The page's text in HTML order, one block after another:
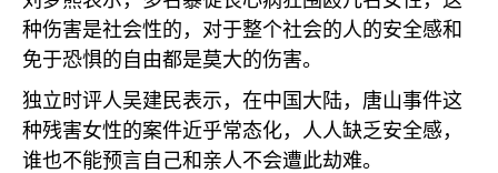
种伤害是社会性的，对于整个社会的人的安全感和
免于恐惧的自由都是莫大的伤害。
独立时评人吴建民表示，在中国大陆，唐山事件这
种残害女性的案件近乎常态化，人人缺乏安全感，
谁也不能预言自己和亲人不会遭此劫难。